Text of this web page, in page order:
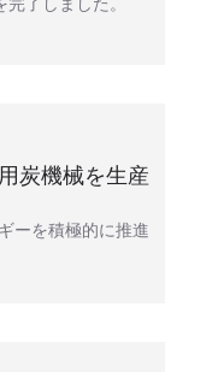
炭機械を生産
ーを積極的に推進